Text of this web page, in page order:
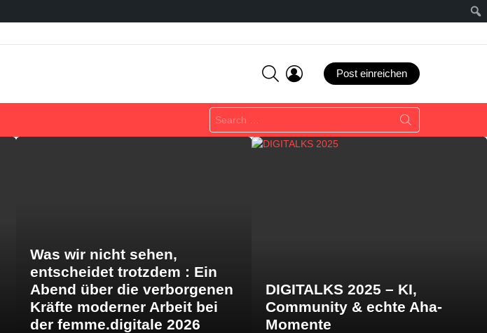
SEARCHLOGIN
Post einreichen
Search
for:
Was wir nicht sehen,
entscheidet trotzdem : Ein
Abend über die verborgenen
Kräfte moderner Arbeit bei
der femme.digitale 2026
DIGITALKS 2025 – KI,
Community & echte Aha-
Momente